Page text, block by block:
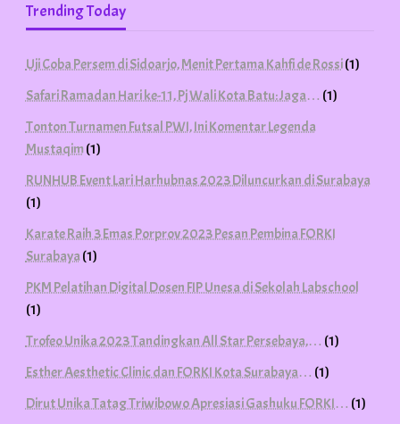
Trending Today
Uji Coba Persem di Sidoarjo, Menit Pertama Kahfi de Rossi(1)
Safari Ramadan Hari ke-11, Pj Wali Kota Batu: Jaga… (1)
Tonton Turnamen Futsal PWI, Ini Komentar Legenda
Mustaqim (1)
RUNHUB Event Lari Harhubnas 2023 Diluncurkan di Surabaya
(1)
Karate Raih 3 Emas Porprov 2023 Pesan Pembina FORKI
Surabaya(1)
PKM Pelatihan Digital Dosen FIP Unesa di Sekolah Labschool
(1)
Trofeo Unika 2023 Tandingkan All Star Persebaya,… (1)
Esther Aesthetic Clinic dan FORKI Kota Surabaya… (1)
Dirut Unika Tatag Triwibowo Apresiasi Gashuku FORKI… (1)